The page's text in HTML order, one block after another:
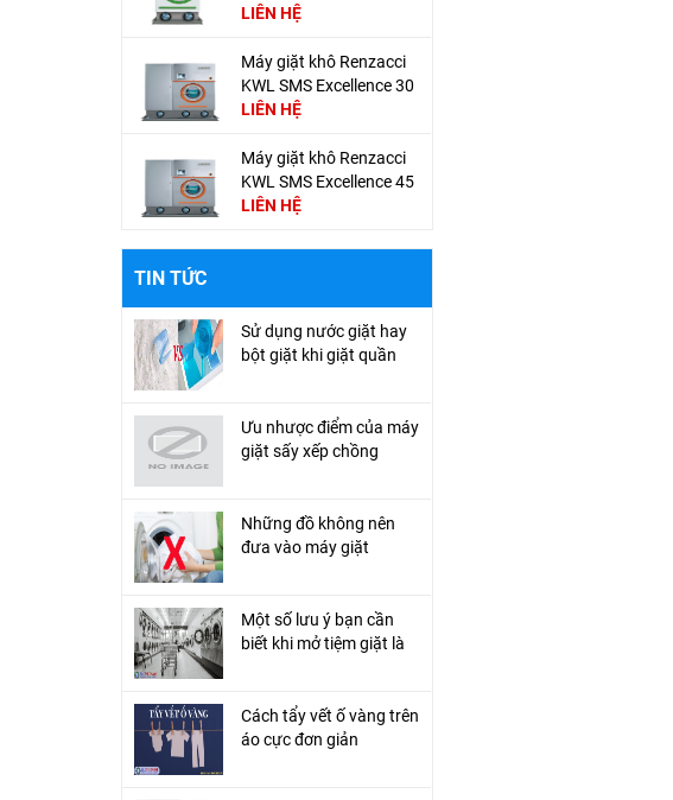
LIÊN HỆ
Máy giặt khô Renzacci
KWL SMS Excellence 30
LIÊN HỆ
Máy giặt khô Renzacci
KWL SMS Excellence 45
LIÊN HỆ
TIN TỨC
Sử dụng nước giặt hay
bột giặt khi giặt quần
Ưu nhược điểm của máy
giặt sấy xếp chồng
Những đồ không nên
đưa vào máy giặt
Một số lưu ý bạn cần
biết khi mở tiệm giặt là
Cách tẩy vết ố vàng trên
áo cực đơn giản